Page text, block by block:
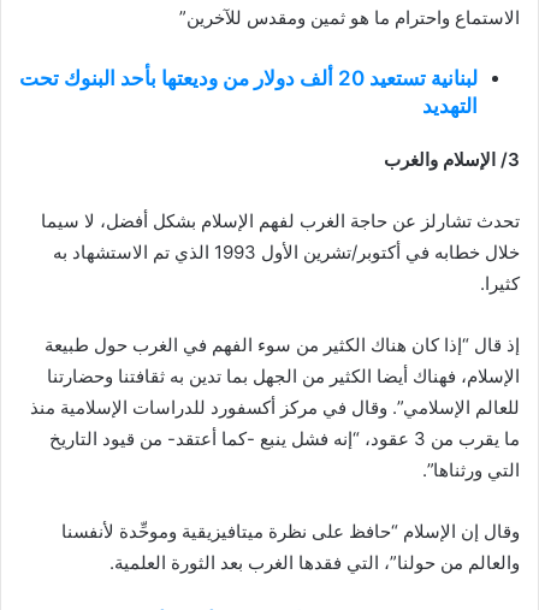
الاستماع واحترام ما هو ثمين ومقدس للآخرين”
لبنانية تستعيد 20 ألف دولار من وديعتها بأحد البنوك تحت
التهديد
3/ الإسلام والغرب
تحدث تشارلز عن حاجة الغرب لفهم الإسلام بشكل أفضل، لا سيما
خلال خطابه في أكتوبر/تشرين الأول 1993 الذي تم الاستشهاد به
كثيرا.
إذ قال “إذا كان هناك الكثير من سوء الفهم في الغرب حول طبيعة
الإسلام، فهناك أيضا الكثير من الجهل بما تدين به ثقافتنا وحضارتنا
للعالم الإسلامي”. وقال في مركز أكسفورد للدراسات الإسلامية منذ
ما يقرب من 3 عقود، “إنه فشل ينبع -كما أعتقد- من قيود التاريخ
التي ورثناها”.
وقال إن الإسلام “حافظ على نظرة ميتافيزيقية وموحِّدة لأنفسنا
والعالم من حولنا”، التي فقدها الغرب بعد الثورة العلمية.